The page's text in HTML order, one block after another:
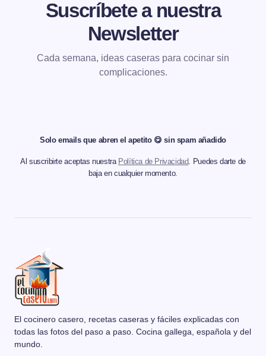
Suscríbete a nuestra
Newsletter
Cada semana, ideas caseras para cocinar sin
complicaciones.
Solo emails que abren el apetito 😋 sin spam añadido
Al suscribirte aceptas nuestra Política de Privacidad. Puedes darte de
baja en cualquier momento.
El cocinero casero, recetas caseras y fáciles explicadas con
todas las fotos del paso a paso. Cocina gallega, española y del
mundo.